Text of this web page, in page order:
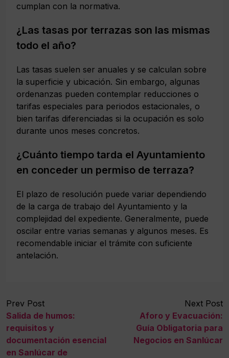
cumplan con la normativa.
¿Las tasas por terrazas son las mismas
todo el año?
Las tasas suelen ser anuales y se calculan sobre
la superficie y ubicación. Sin embargo, algunas
ordenanzas pueden contemplar reducciones o
tarifas especiales para periodos estacionales, o
bien tarifas diferenciadas si la ocupación es solo
durante unos meses concretos.
¿Cuánto tiempo tarda el Ayuntamiento
en conceder un permiso de terraza?
El plazo de resolución puede variar dependiendo
de la carga de trabajo del Ayuntamiento y la
complejidad del expediente. Generalmente, puede
oscilar entre varias semanas y algunos meses. Es
recomendable iniciar el trámite con suficiente
antelación.
Prev Post
Salida de humos:
requisitos y
documentación esencial
en Sanlúcar de
Next Post
Aforo y Evacuación:
Guía Obligatoria para
Negocios en Sanlúcar